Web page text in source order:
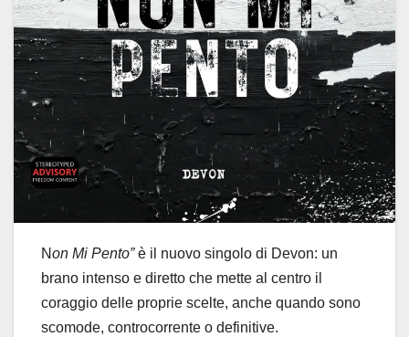
Non Mi Pento”è il nuovo singolo di Devon: un
brano intenso e diretto che mette al centro il
coraggio delle proprie scelte, anche quando sono
scomode, controcorrente o definitive.